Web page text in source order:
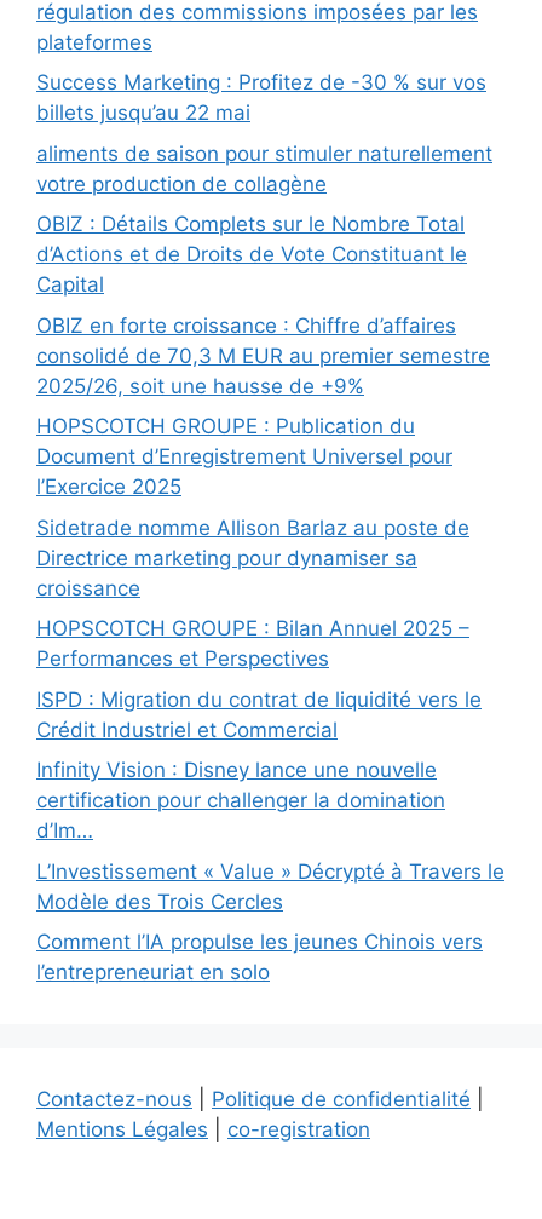
régulation des commissions imposées par les
plateformes
Success Marketing : Profitez de -30 % sur vos
billets jusqu’au 22 mai
aliments de saison pour stimuler naturellement
votre production de collagène
OBIZ : Détails Complets sur le Nombre Total
d’Actions et de Droits de Vote Constituant le
Capital
OBIZ en forte croissance : Chiffre d’affaires
consolidé de 70,3 M EUR au premier semestre
2025/26, soit une hausse de +9%
HOPSCOTCH GROUPE : Publication du
Document d’Enregistrement Universel pour
l’Exercice 2025
Sidetrade nomme Allison Barlaz au poste de
Directrice marketing pour dynamiser sa
croissance
HOPSCOTCH GROUPE : Bilan Annuel 2025 –
Performances et Perspectives
ISPD : Migration du contrat de liquidité vers le
Crédit Industriel et Commercial
Infinity Vision : Disney lance une nouvelle
certification pour challenger la domination
d’Im…
L’Investissement « Value » Décrypté à Travers le
Modèle des Trois Cercles
Comment l’IA propulse les jeunes Chinois vers
l’entrepreneuriat en solo
Contactez-nous Politique de confidentialité
Mentions Légales
co-registration